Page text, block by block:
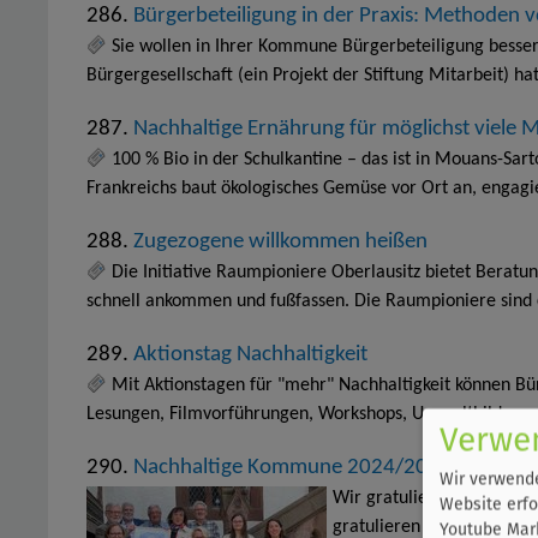
286. Bürgerbeteiligung in der Praxis: Methoden
Sie wollen in Ihrer Kommune Bürgerbeteiligung
Bürgergesellschaft (ein Projekt der Stiftung Mitarbeit)
287. Nachhaltige Ernährung für möglichst viele
100 % Bio in der Schulkantine – das ist in Mouans-
Frankreichs baut ökologisches Gemüse vor Ort an,
288. Zugezogene willkommen heißen
Die Initiative Raumpioniere Oberlausitz bietet
schnell ankommen und fußfassen. Die Raumpioniere
289. Aktionstag Nachhaltigkeit
Mit Aktionstagen für "mehr" Nachhaltigkeit können
Lesungen, Filmvorführungen, Workshops,
290. Nachhaltige Kommune 2024/2025: Stadt
Wir gratulieren der Stadt
gratulieren der Stadt
Wir
Website
Youtube